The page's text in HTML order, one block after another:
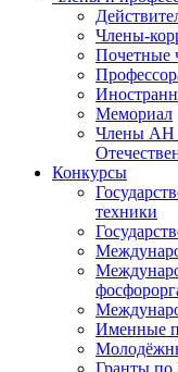
Члены-
Почетные
Мемориал
Члены АН
Конкурсы
техники
Именные
Гранты по